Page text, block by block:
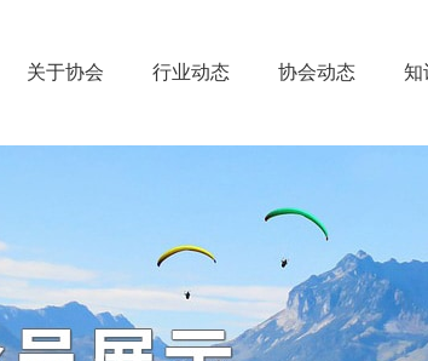
关于协会 行业动态 协会动态 知